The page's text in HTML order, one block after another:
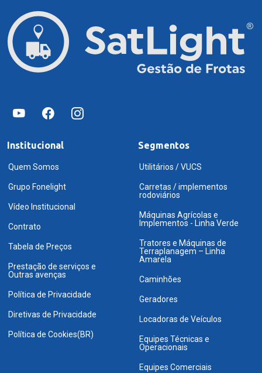
Institucional
Quem Somos
Grupo Fonelight
Vídeo Institucional
Contrato
Tabela de Preços
Prestação de serviços e
Outras avenças
Política de Privacidade
Diretivas de Privacidade
Política de Cookies(BR)
Segmentos
Utilitários / VUCS
Carretas / implementos
rodoviários
Máquinas Agrícolas e
Implementos - Linha Verde
Tratores e Máquinas de
Terraplanagem – Linha
Amarela
Caminhões
Geradores
Locadoras de Veículos
Equipes Técnicas e
Operacionais
Equipes Comerciais